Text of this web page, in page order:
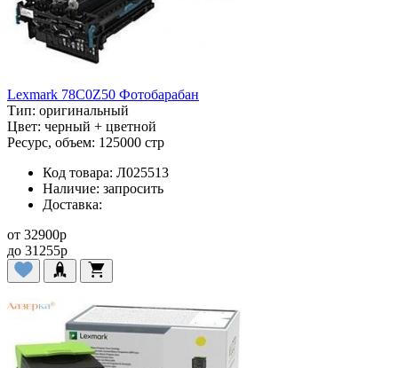
Lexmark 78C0Z50 Фотобарабан
Тип: оригинальный
Цвет: черный + цветной
Ресурс, объем: 125000 стр
Код товара: Л025513
Наличие: запросить
Доставка:
от 32900p
до 31255p